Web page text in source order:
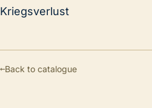
Kriegsverlust
←Back to catalogue